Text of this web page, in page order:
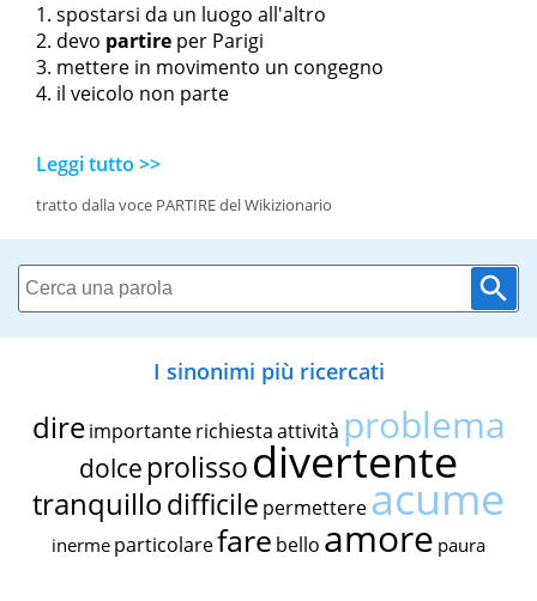
spostarsi da un luogo all'altro
devo partire per Parigi
mettere in movimento un congegno
il veicolo non parte
Leggi tutto >>
tratto dalla voce PARTIRE del Wikizionario
I sinonimi più ricercati
dire importante richiestaattività problema
dolce prolissodivertente
tranquillodifficile permettereacume
inerme particolarefare bello amore paura